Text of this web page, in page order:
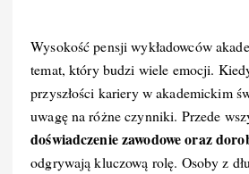
Wysokość pensji wykładowców
temat, który budzi wiele emocji.
przyszłości kariery w akademickim
uwagę na różne czynniki. Przede
doświadczenie zawodowe oraz
odgrywają kluczową rolę. Osoby z